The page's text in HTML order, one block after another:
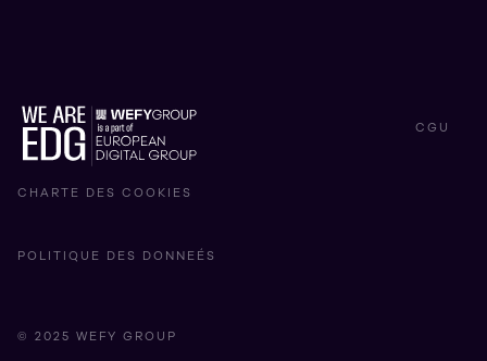
© 2025 WEFY GROUP
CHARTE DES COOKIES
POLITIQUE DES DONNEÉS
CGU